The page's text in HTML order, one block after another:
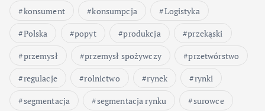
konsument
konsumpcja
Logistyka
Polska
popyt produkcja
przekąski
przemysł
przemysł spożywczy
przetwórstwo
regulacje
rolnictwo rynek
rynki
segmentacja
segmentacja rynku
surowce